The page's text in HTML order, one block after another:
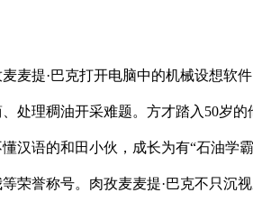
提·巴克打开电脑中的机械设想软
处理稠油开采难题。方才踏入50岁
汉语的和田小伙，成长为有“石油
荣誉称号。肉孜麦麦提·巴克不只沉